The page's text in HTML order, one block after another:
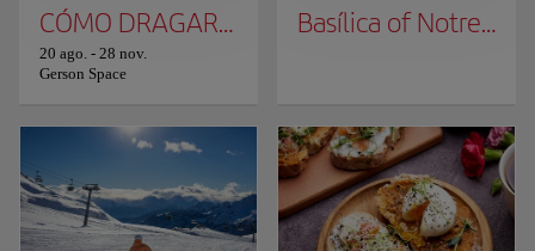
CÓMO DRAGAR TRAS 50 AÑOS EN LIÓN
20 ago. - 28 nov.
Gerson Space
Basílica of Notre